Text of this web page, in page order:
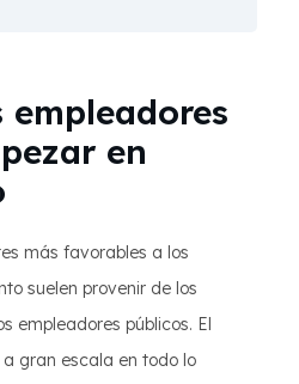
empleadores
en
más favorables a los
suelen provenir de los
empleadores públicos. El
gran escala en todo lo